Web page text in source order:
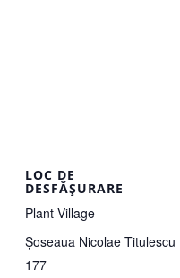
LOC DE
DESFĂȘURARE
Plant Village
Șoseaua Nicolae Titulescu
177